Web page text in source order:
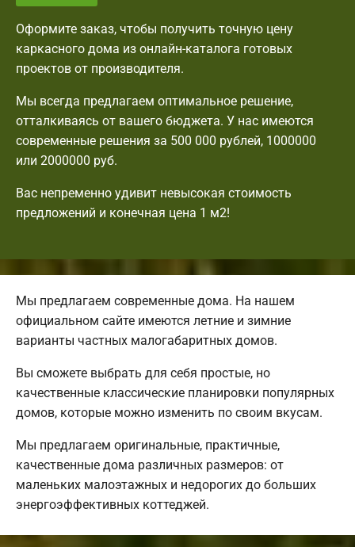
Оформите заказ, чтобы получить точную цену
каркасного дома из онлайн-каталога готовых
проектов от производителя.
Мы всегда предлагаем оптимальное решение,
отталкиваясь от вашего бюджета. У нас имеются
современные решения за 500 000 рублей, 1000000
или 2000000 руб.
Вас непременно удивит невысокая стоимость
предложений и конечная цена 1 м2!
Мы предлагаем современные дома. На нашем
официальном сайте имеются летние и зимние
варианты частных малогабаритных домов.
Вы сможете выбрать для себя простые, но
качественные классические планировки популярных
домов, которые можно изменить по своим вкусам.
Мы предлагаем оригинальные, практичные,
качественные дома различных размеров: от
маленьких малоэтажных и недорогих до больших
энергоэффективных коттеджей.